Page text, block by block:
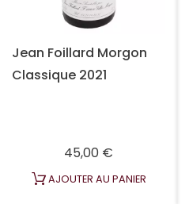
Jean Foillard Morgon
Classique 2021
45,00 €
AJOUTER AU PANIER